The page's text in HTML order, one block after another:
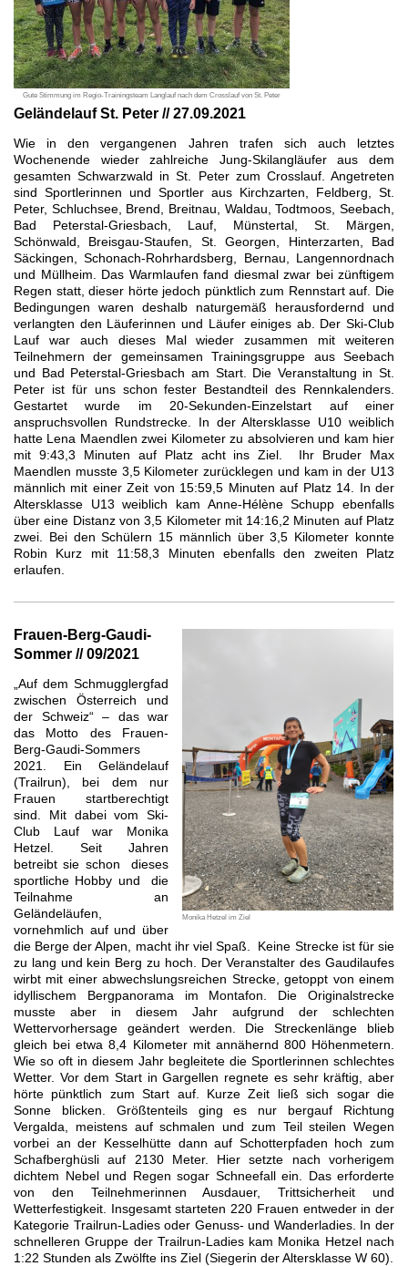
Gute Stimmung im Regio-Trainingsteam Langlauf nach dem Crosslauf von St. Peter
Geländelauf St. Peter // 27.09.2021
Wie in den vergangenen Jahren trafen sich auch letztes
Wochenende wieder zahlreiche Jung-Skilangläufer aus dem
gesamten Schwarzwald in St. Peter zum Crosslauf. Angetreten
sind Sportlerinnen und Sportler aus Kirchzarten, Feldberg, St.
Peter, Schluchsee, Brend, Breitnau, Waldau, Todtmoos, Seebach,
Bad Peterstal-Griesbach, Lauf, Münstertal, St. Märgen,
Schönwald, Breisgau-Staufen, St. Georgen, Hinterzarten, Bad
Säckingen, Schonach-Rohrhardsberg, Bernau, Langennordnach
und Müllheim. Das Warmlaufen fand diesmal zwar bei zünftigem
Regen statt, dieser hörte jedoch pünktlich zum Rennstart auf. Die
Bedingungen waren deshalb naturgemäß herausfordernd und
verlangten den Läuferinnen und Läufer einiges ab. Der Ski-Club
Lauf war auch dieses Mal wieder zusammen mit weiteren
Teilnehmern der gemeinsamen Trainingsgruppe aus Seebach
und Bad Peterstal-Griesbach am Start. Die Veranstaltung in St.
Peter ist für uns schon fester Bestandteil des Rennkalenders.
Gestartet wurde im 20-Sekunden-Einzelstart auf einer
anspruchsvollen Rundstrecke. In der Altersklasse U10 weiblich
hatte Lena Maendlen zwei Kilometer zu absolvieren und kam hier
mit 9:43,3 Minuten auf Platz acht ins Ziel. Ihr Bruder Max
Maendlen musste 3,5 Kilometer zurücklegen und kam in der U13
männlich mit einer Zeit von 15:59,5 Minuten auf Platz 14. In der
Altersklasse U13 weiblich kam Anne-Hélène Schupp ebenfalls
über eine Distanz von 3,5 Kilometer mit 14:16,2 Minuten auf Platz
zwei. Bei den Schülern 15 männlich über 3,5 Kilometer konnte
Robin Kurz mit 11:58,3 Minuten ebenfalls den zweiten Platz
erlaufen.
Monika Hetzel im Ziel
Frauen-Berg-Gaudi-
Sommer // 09/2021
„Auf dem Schmugglergfad
zwischen Österreich und
der Schweiz“ – das war
das Motto des Frauen-
Berg-Gaudi-Sommers
2021. Ein Geländelauf
(Trailrun), bei dem nur
Frauen startberechtigt
sind. Mit dabei vom Ski-
Club Lauf war Monika
Hetzel. Seit Jahren
betreibt sie schon dieses
sportliche Hobby und die
Teilnahme an
Geländeläufen,
vornehmlich auf und über
die Berge der Alpen, macht ihr viel Spaß. Keine Strecke ist für sie
zu lang und kein Berg zu hoch. Der Veranstalter des Gaudilaufes
wirbt mit einer abwechslungsreichen Strecke, getoppt von einem
idyllischem Bergpanorama im Montafon. Die Originalstrecke
musste aber in diesem Jahr aufgrund der schlechten
Wettervorhersage geändert werden. Die Streckenlänge blieb
gleich bei etwa 8,4 Kilometer mit annähernd 800 Höhenmetern.
Wie so oft in diesem Jahr begleitete die Sportlerinnen schlechtes
Wetter. Vor dem Start in Gargellen regnete es sehr kräftig, aber
hörte pünktlich zum Start auf. Kurze Zeit ließ sich sogar die
Sonne blicken. Größtenteils ging es nur bergauf Richtung
Vergalda, meistens auf schmalen und zum Teil steilen Wegen
vorbei an der Kesselhütte dann auf Schotterpfaden hoch zum
Schafberghüsli auf 2130 Meter. Hier setzte nach vorherigem
dichtem Nebel und Regen sogar Schneefall ein. Das erforderte
von den Teilnehmerinnen Ausdauer, Trittsicherheit und
Wetterfestigkeit. Insgesamt starteten 220 Frauen entweder in der
Kategorie Trailrun-Ladies oder Genuss- und Wanderladies. In der
schnelleren Gruppe der Trailrun-Ladies kam Monika Hetzel nach
1:22 Stunden als Zwölfte ins Ziel (Siegerin der Altersklasse W 60).